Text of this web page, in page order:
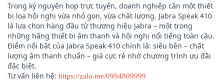
Trong kỷ nguyên họp trực tuyến, doanh nghiệp cần một thiết
bị loa hội nghị vừa nhỏ gọn, vừa chất lượng. Jabra Speak 410
là lựa chọn hàng đầu từ thương hiệu Jabra – một trong
những hãng thiết bị âm thanh và hội nghị nổi tiếng toàn cầu.
Điểm nổi bật của Jabra Speak 410 chính là: siêu bền – chất
lượng âm thanh chuẩn – giá cực rẻ nhờ chương trình ưu đãi
đặc biệt.
Tư vấn liên hệ: https://zalo.me/0994809999